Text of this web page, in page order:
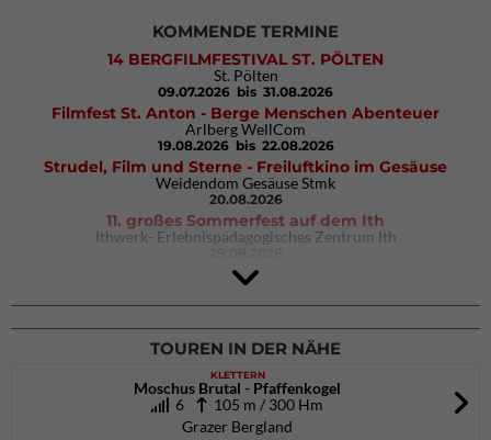
KOMMENDE TERMINE
14 BERGFILMFESTIVAL ST. PÖLTEN
St. Pölten
09.07.2026 bis 31.08.2026
Filmfest St. Anton - Berge Menschen Abenteuer
Arlberg WellCom
19.08.2026 bis 22.08.2026
Strudel, Film und Sterne - Freiluftkino im Gesäuse
Weidendom Gesäuse Stmk
20.08.2026
11. großes Sommerfest auf dem Ith
Ithwerk- Erlebnispädagogisches Zentrum Ith
Rock Master Arco
Arco (IT)
02.10.2026bis 04.10.2026
TOUREN IN DER NÄHE
KLETTERN
Moschus Brutal - Pfaffenkogel
6
105 m / 300 Hm
Grazer Bergland